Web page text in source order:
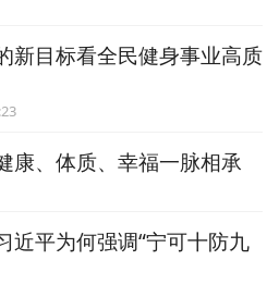
新目标看全民健身事业高质
康、体质、幸福一脉相承
近平为何强调“宁可十防九